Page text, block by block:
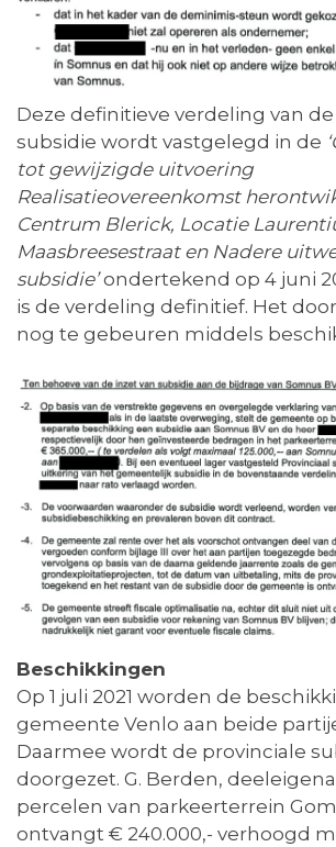
Deze definitieve verdeling van de
subsidie wordt vastgelegd in de
tot gewijzigde uitvoering
Realisatieovereenkomst
Centrum Blerick, Locatie
Maasbreesestraat en Nadere
subsidie’ondertekend op 4 juni
is de verdeling definitief. Het
nog te gebeuren middels
Beschikkingen
Op 1 juli 2021 worden de
gemeente Venlo aan beide
Daarmee wordt de provinciale
doorgezet. G. Berden,
percelen van parkeerterrein
ontvangt € 240.000,- verhoogd